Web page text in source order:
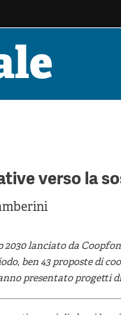
verso la
2030 lanciato da
ben 43 proposte di
presentato progetti